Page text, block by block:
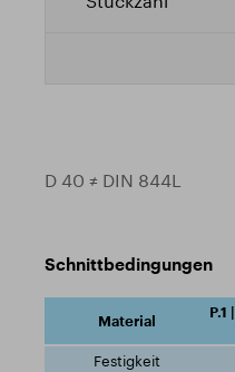
D 40 ≠ DIN 844L
Schnittbedingungen